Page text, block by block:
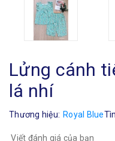
Lửng cánh
lá nhí
Thương hiệu: Royal Blue
Viết đánh giá của bạn